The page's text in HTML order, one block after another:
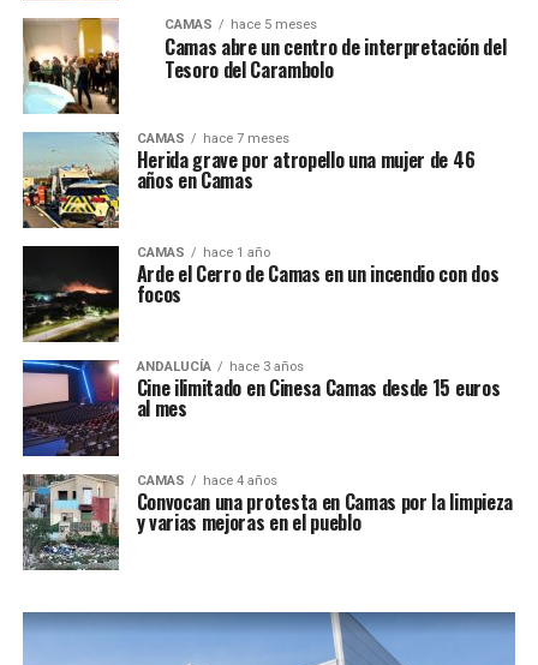
CAMAS hace 5 meses
Camas abre un centro de interpretación del
Tesoro del Carambolo
CAMAS hace 7 meses
Herida grave por atropello una mujer de 46
años en Camas
CAMAS hace 1 año
Arde el Cerro de Camas en un incendio con dos
focos
ANDALUCÍA hace 3 años
Cine ilimitado en Cinesa Camas desde 15 euros
al mes
CAMAS hace 4 años
Convocan una protesta en Camas por la limpieza
y varias mejoras en el pueblo